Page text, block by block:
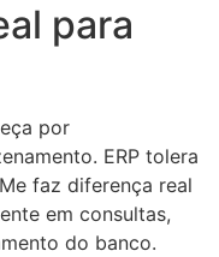
para
por
ERP tolera
faz diferença real
em consultas,
do banco.